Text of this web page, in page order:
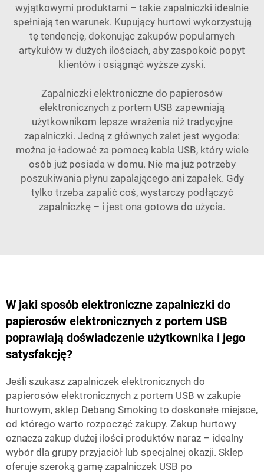
wyjątkowymi produktami – takie zapalniczki idealnie
spełniają ten warunek. Kupujący hurtowi wykorzystują
tę tendencję, dokonując zakupów popularnych
artykułów w dużych ilościach, aby zaspokoić popyt
klientów i osiągnąć wyższe zyski.
Zapalniczki elektroniczne do papierosów
elektronicznych z portem USB zapewniają
użytkownikom lepsze wrażenia niż tradycyjne
zapalniczki. Jedną z głównych zalet jest wygoda:
można je ładować za pomocą kabla USB, który wiele
osób już posiada w domu. Nie ma już potrzeby
poszukiwania płynu zapalającego ani zapałek. Gdy
tylko trzeba zapalić coś, wystarczy podłączyć
zapalniczkę – i jest ona gotowa do użycia.
W jaki sposób elektroniczne zapalniczki do
papierosów elektronicznych z portem USB
poprawiają doświadczenie użytkownika i jego
satysfakcję?
Jeśli szukasz zapalniczek elektronicznych do
papierosów elektronicznych z portem USB w zakupie
hurtowym, sklep Debang Smoking to doskonałe miejsce,
od którego warto rozpocząć zakupy. Zakup hurtowy
oznacza zakup dużej ilości produktów naraz – idealny
wybór dla grupy przyjaciół lub specjalnej okazji. Sklep
oferuje szeroką gamę zapalniczek USB po